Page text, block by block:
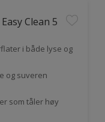
Clean 5
i både lyse og
og suveren
som tåler høy